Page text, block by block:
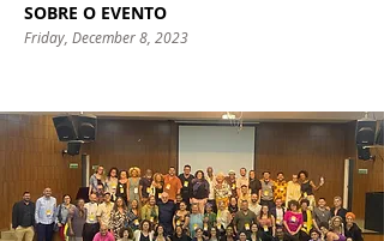
SOBRE O EVENTO
Friday, December 8, 2023